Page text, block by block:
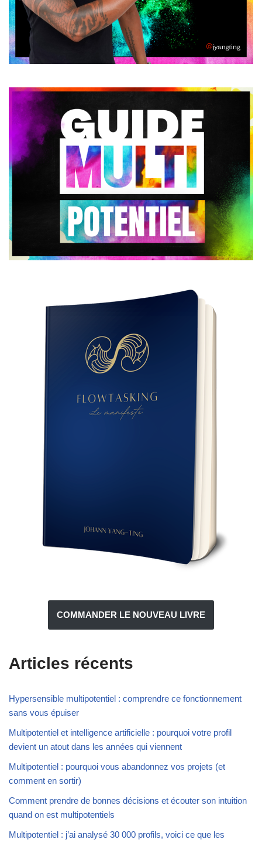
COMMANDER LE NOUVEAU LIVRE
Articles récents
Hypersensible multipotentiel : comprendre ce fonctionnement
sans vous épuiser
Multipotentiel et intelligence artificielle : pourquoi votre profil
devient un atout dans les années qui viennent
Multipotentiel : pourquoi vous abandonnez vos projets (et
comment en sortir)
Comment prendre de bonnes décisions et écouter son intuition
quand on est multipotentiels
Multipotentiel : j’ai analysé 30 000 profils, voici ce que les